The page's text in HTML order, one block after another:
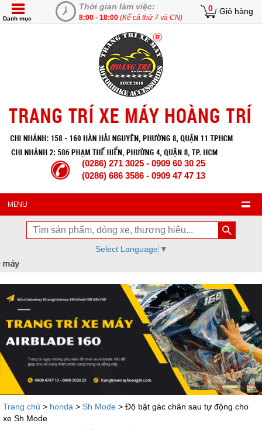
Thời gian làm việc:
8:00 - 18:00 (Kể cả thứ 7 và CN)
0 Giỏ hàng
Danh mục
(0286) 271 3025 - 0909 60 30 25
(0286) 686 3586 - 0909 47 47 13
MENU
Select Language ▼
Trang chủ > honda > Sh Mode > Độ bật gác chân sau tự động cho
xe Sh Mode